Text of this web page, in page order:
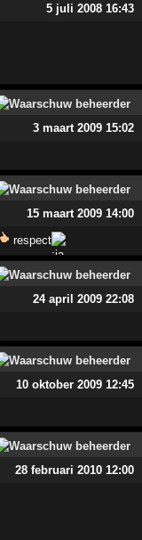
5 juli 2008 16:43
3 maart 2009 15:02
15 maart 2009 14:00
respect
24 april 2009 22:08
10 oktober 2009 12:45
28 februari 2010 12:00